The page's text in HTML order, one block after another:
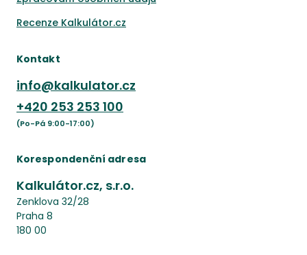
Recenze Kalkulátor.cz
Kontakt
info@kalkulator.cz
+420 253 253 100
(Po-Pá 9:00-17:00)
Korespondenční adresa
Kalkulátor.cz, s.r.o.
Zenklova 32/28
Praha 8
180 00